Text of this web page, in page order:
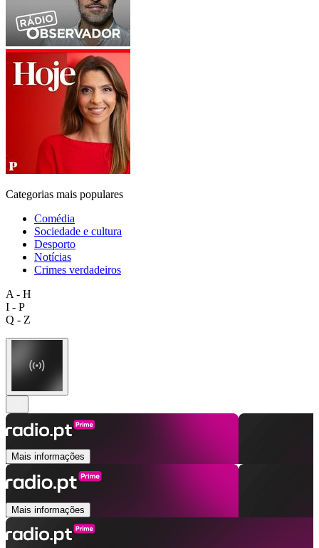
Categorias mais populares
Comédia
Sociedade e cultura
Desporto
Notícias
Crimes verdadeiros
A - H
I - P
Q - Z
Mais informações
Mais informações